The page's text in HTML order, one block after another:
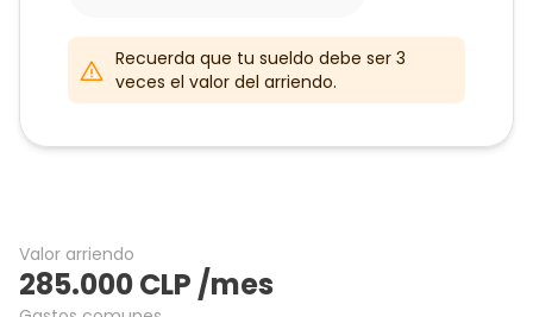
Recuerda que tu sueldo debe ser 3
veces el valor del arriendo.
Valor arriendo
285.000CLP /mes